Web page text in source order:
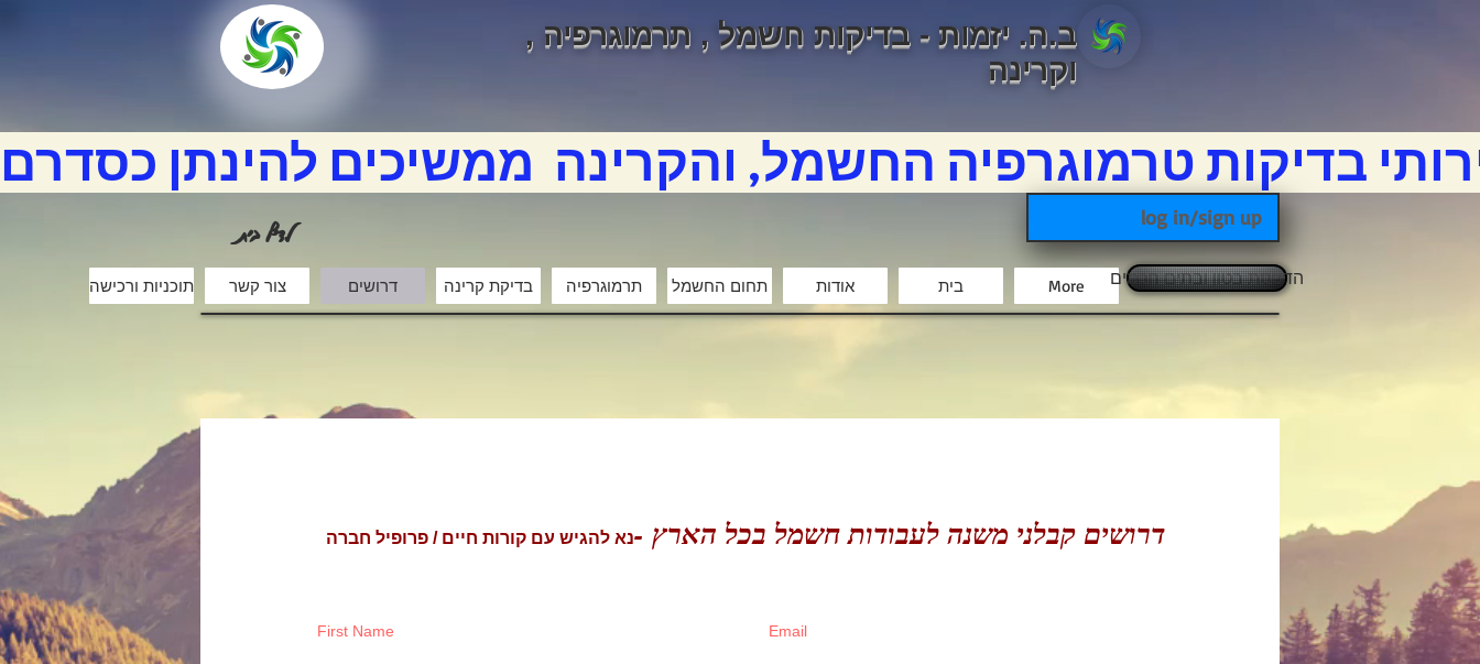
ב.ה. יזמות - בדיקות חשמל , תרמוגרפיה ,
וקרינה
בדיקות טרמוגרפיה החשמל, והקרינה  ממשיכים להינתן כסדרם
לדף בית log in/sign up
תוכניות ורכישה צור קשר דרושים בדיקת קרינה תרמוגרפיה תחום החשמל אודות בית More הדפסת בטון ובתים חכמים
דרושים קבלני משנה לעבודות חשמל בכל הארץ -נא להגיש עם קורות חיים / פרופיל חברה
First Name Email